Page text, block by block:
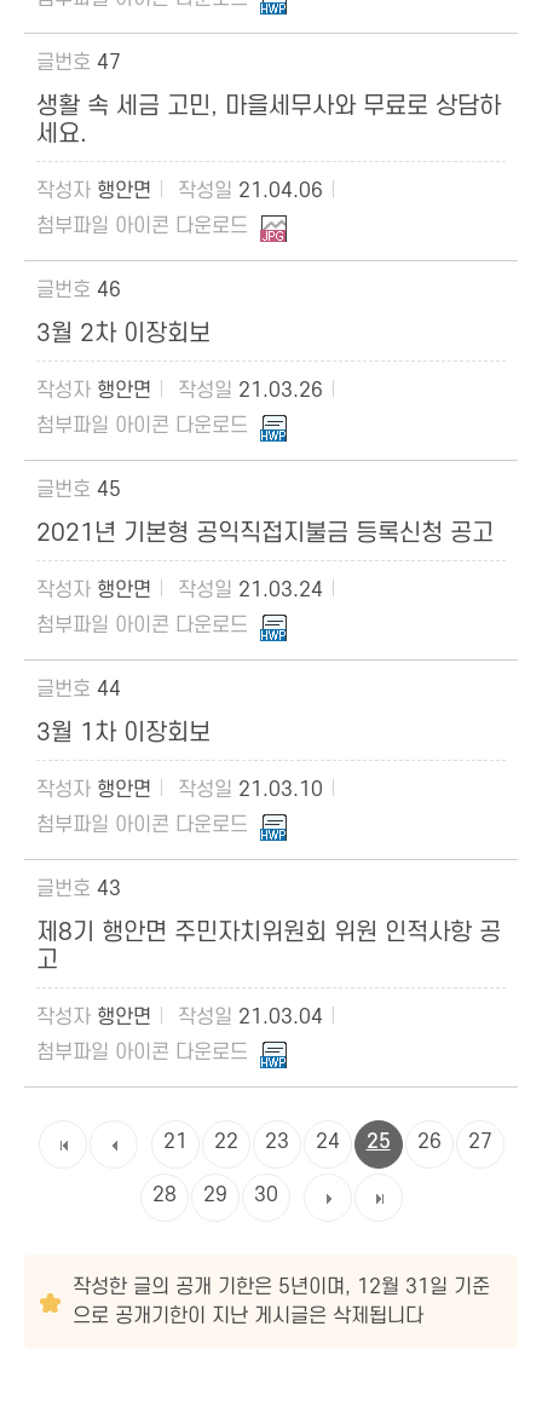
47
생활 속 세금 고민, 마을세무사와 무료로 상담하
세요.
행안면 21.04.06
46
3월 2차 이장회보
행안면 21.03.26
45
2021년 기본형 공익직접지불금 등록신청 공고
행안면 21.03.24
44
3월 1차 이장회보
행안면 21.03.10
43
제8기 행안면 주민자치위원회 위원 인적사항 공
고
행안면 21.03.04
21 22 23 24 25 26 27
28 29 30
작성한 글의 공개 기한은 5년이며, 12월 31일 기준
으로 공개기한이 지난 게시글은 삭제됩니다